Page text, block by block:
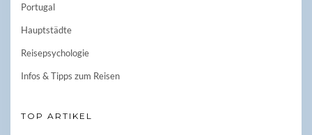
Portugal
Hauptstädte
Reisepsychologie
Infos & Tipps zum Reisen
TOP ARTIKEL